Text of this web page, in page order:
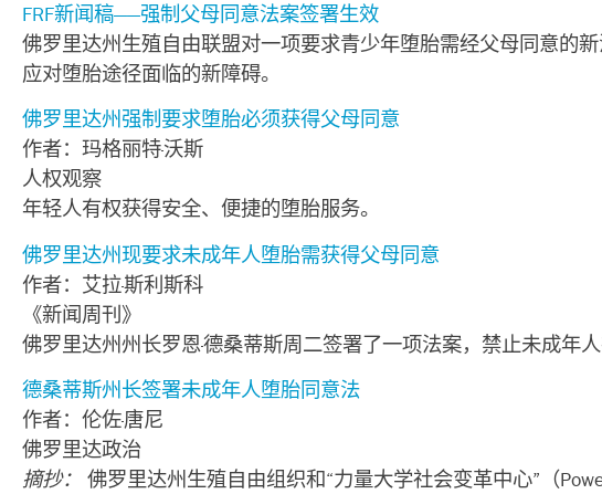
FRF新闻稿——强制父母同意法案签署生效
佛罗里达州生殖自由联盟对一项要求青少年堕胎需经父母同意的
应对堕胎途径面临的新障碍。
佛罗里达州强制要求堕胎必须获得父母同意
作者：玛格丽特·沃斯
人权观察
年轻人有权获得安全、便捷的堕胎服务。
佛罗里达州现要求未成年人堕胎需获得父母同意
作者：艾拉·斯利斯科
《新闻周刊》
佛罗里达州州长罗恩·德桑蒂斯周二签署了一项法案，禁止未成年
德桑蒂斯州长签署未成年人堕胎同意法
作者：伦佐·唐尼
佛罗里达政治
摘抄：
佛罗里达州生殖自由组织和“力量大学社会变革中心”（